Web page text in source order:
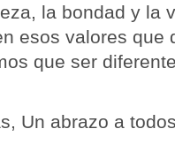
la bondad y la
esos valores que
que ser
Un abrazo a